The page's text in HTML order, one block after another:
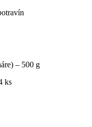
– 500 g
ks